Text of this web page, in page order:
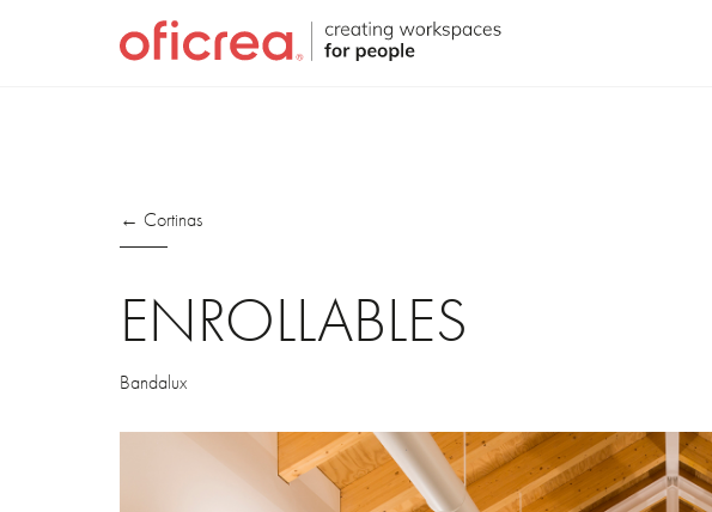
← Cortinas
ENROLLABLES
Bandalux